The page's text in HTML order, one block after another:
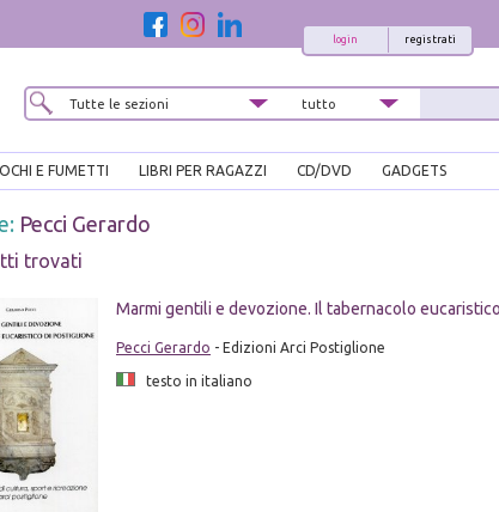
registrati
login
E FUMETTI LIBRI PER RAGAZZI CD/DVD GADGETS
Pecci Gerardo
trovati
Marmi gentili e devozione. Il tabernacolo
Pecci Gerardo - Edizioni Arci Postiglione
testo in italiano